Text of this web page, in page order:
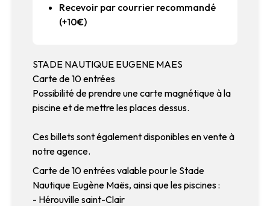
Recevoir par courrier recommandé
(+10€)
STADE NAUTIQUE EUGENE MAES
Carte de 10 entrées
Possibilité de prendre une carte magnétique à la
piscine et de mettre les places dessus.
Ces billets sont également disponibles en vente à
notre agence.
Carte de 10 entrées valable pour le Stade
Nautique Eugène Maës, ainsi que les piscines :
- Hérouville saint-Clair